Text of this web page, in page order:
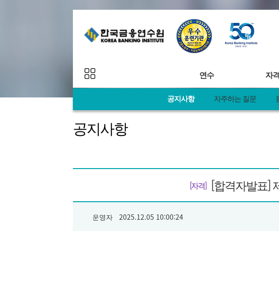
연수
추천연수
Egg&Apple
자
자
연수 프로그램
연수 일정
공지사항 자주하는 질문
공지사항
[자격] [합격자발표]
운영자 2025.12.05 10:00:24